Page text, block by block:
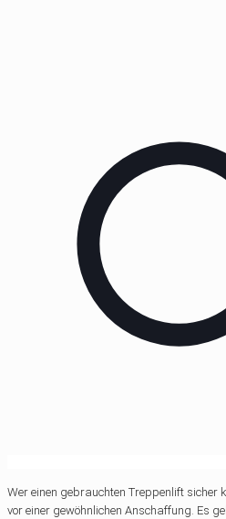
Wer einen gebrauchten Treppenlift sicher
vor einer gewöhnlichen Anschaffung. Es